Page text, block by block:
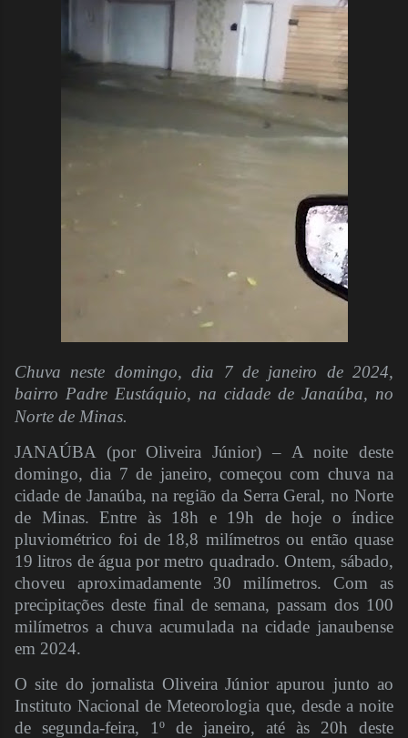
Chuva neste domingo, dia 7 de janeiro de 2024,
bairro Padre Eustáquio, na cidade de Janaúba, no
Norte de Minas.
JANAÚBA (por Oliveira Júnior) – A noite deste
domingo, dia 7 de janeiro, começou com chuva na
cidade de Janaúba, na região da Serra Geral, no Norte
de Minas. Entre às 18h e 19h de hoje o índice
pluviométrico foi de 18,8 milímetros ou então quase
19 litros de água por metro quadrado. Ontem, sábado,
choveu aproximadamente 30 milímetros. Com as
precipitações deste final de semana, passam dos 100
milímetros a chuva acumulada na cidade janaubense
em 2024.
O site do jornalista Oliveira Júnior apurou junto ao
Instituto Nacional de Meteorologia que, desde a noite
de segunda-feira, 1º de janeiro, até às 20h deste